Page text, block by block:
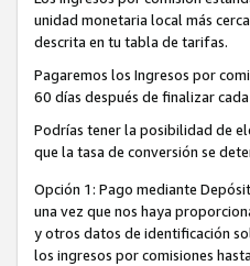
unidad monetaria local más
descrita en tu tabla de tarifas.
Pagaremos los Ingresos por
60 días después de finalizar
Podrías tener la posibilidad de
que la tasa de conversión se
Opción 1: Pago mediante
una vez que nos haya
y otros datos de identificación
los ingresos por comisiones